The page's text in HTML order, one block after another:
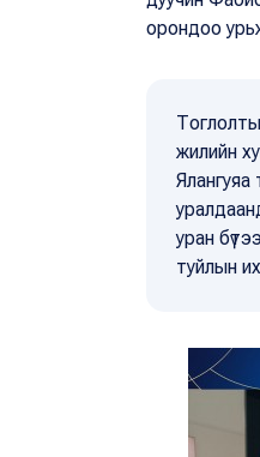
орондоо
жилийн
уран
туйлын